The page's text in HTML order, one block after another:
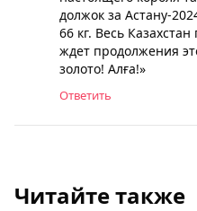
должок за Астану-
66 кг. Весь
ждет продолжения
золото! Алға!»
Ответить
Читайте также